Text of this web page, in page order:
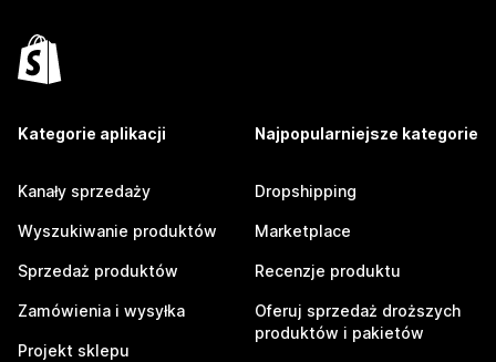
Kategorie aplikacji
Kanały sprzedaży
Wyszukiwanie produktów
Sprzedaż produktów
Zamówienia i wysyłka
Projekt sklepu
Najpopularniejsze kategorie
Dropshipping
Marketplace
Recenzje produktu
Oferuj sprzedaż droższych
produktów i pakietów